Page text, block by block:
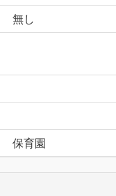
無し
保育園